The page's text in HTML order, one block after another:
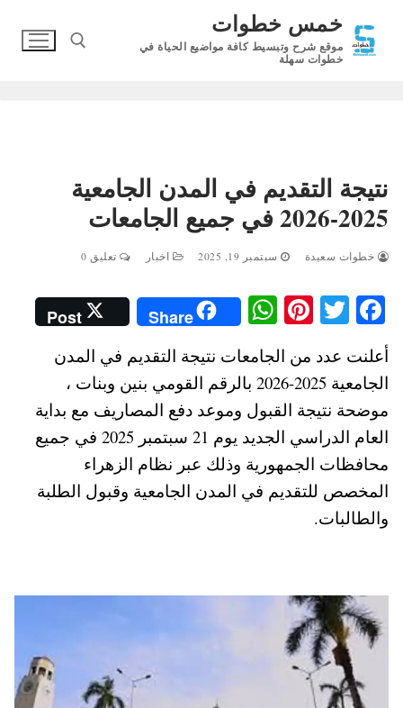
المحتوى
خمس خطوات
موقع شرح وتبسيط كافة مواضيع الحياة في
خطوات سهلة
نتيجة التقديم في المدن الجامعية
2025-2026 في جميع الجامعات
خطوات سعيدة سبتمبر 19, 2025 اخبار تعليق 0
Fa
bo
ok
T
tte
r
Pi
nt
er
es
t
W
ha
ts
A
pp
Share
Post
أعلنت عدد من الجامعات نتيجة التقديم في المدن
الجامعية 2025-2026 بالرقم القومي بنين وبنات ،
موضحة نتيجة القبول وموعد دفع المصاريف مع بداية
العام الدراسي الجديد يوم 21 سبتمبر 2025 في جميع
محافظات الجمهورية وذلك عبر نظام الزهراء
المخصص للتقديم في المدن الجامعية وقبول الطلبة
والطالبات.